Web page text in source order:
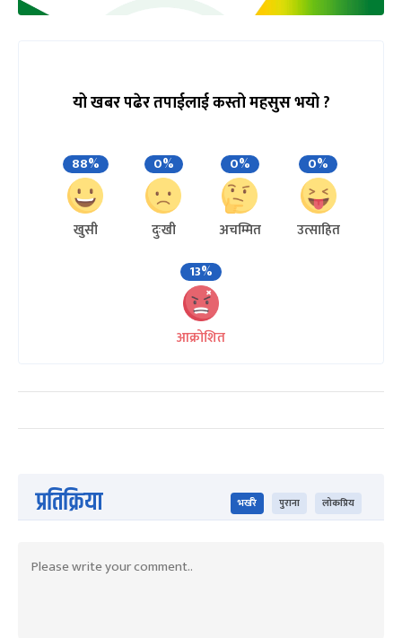
यो खबर पढेर तपाईलाई कस्तो महसुस भयो ?
88%
खुसी
0%
दुःखी
0%
अचम्मित
0%
उत्साहित
13%
आक्रोशित
प्रतिक्रिया भर्खरै पुराना लोकप्रिय